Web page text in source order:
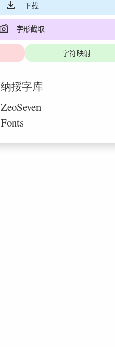
下载
字形截取
字符映射
纳挼字库
ZeoSeven
Fonts